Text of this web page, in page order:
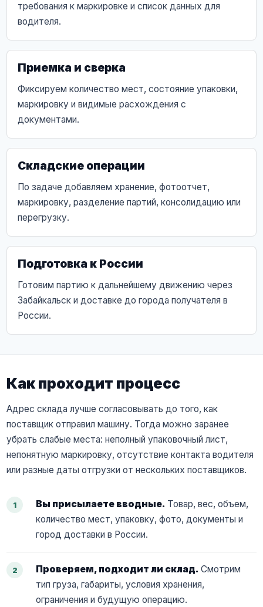
требования к маркировке и список данных для
водителя.
Приемка и сверка
Фиксируем количество мест, состояние упаковки,
маркировку и видимые расхождения с
документами.
Складские операции
По задаче добавляем хранение, фотоотчет,
маркировку, разделение партий, консолидацию или
перегрузку.
Подготовка к России
Готовим партию к дальнейшему движению через
Забайкальск и доставке до города получателя в
России.
Как проходит процесс
Адрес склада лучше согласовывать до того, как
поставщик отправил машину. Тогда можно заранее
убрать слабые места: неполный упаковочный лист,
непонятную маркировку, отсутствие контакта водителя
или разные даты отгрузки от нескольких поставщиков.
Вы присылаете вводные. Товар, вес, объем,
количество мест, упаковку, фото, документы и
город доставки в России.
Проверяем, подходит ли склад. Смотрим
тип груза, габариты, условия хранения,
ограничения и будущую операцию.